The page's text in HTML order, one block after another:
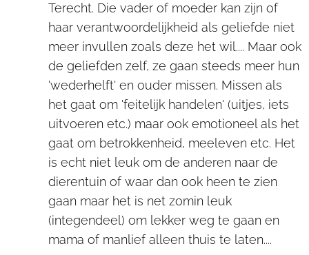
Terecht. Die vader of moeder kan zijn of
haar verantwoordelijkheid als geliefde niet
meer invullen zoals deze het wil.... Maar ook
de geliefden zelf, ze gaan steeds meer hun
'wederhelft' en ouder missen. Missen als
het gaat om 'feitelijk handelen' (uitjes, iets
uitvoeren etc.) maar ook emotioneel als het
gaat om betrokkenheid, meeleven etc. Het
is echt niet leuk om de anderen naar de
dierentuin of waar dan ook heen te zien
gaan maar het is net zomin leuk
(integendeel) om lekker weg te gaan en
mama of manlief alleen thuis te laten....